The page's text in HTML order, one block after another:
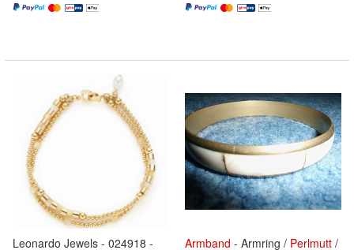
Leonardo Jewels - 024918 - Armband - Armring / Perlmutt /